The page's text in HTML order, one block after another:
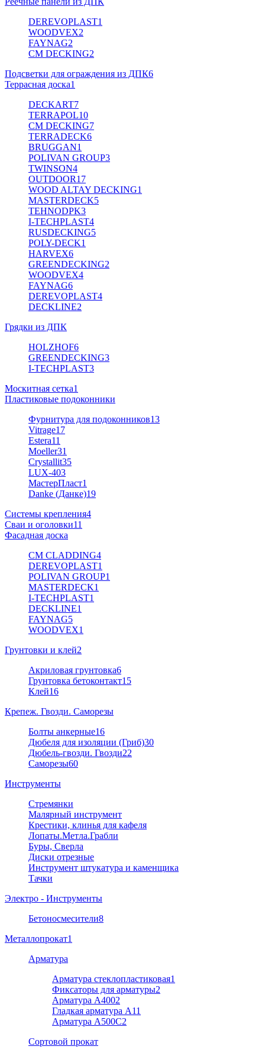
DEREVOPLAST1
WOODVEX2
FAYNAG2
CM DECKING2
Подсветки для ограждения из ДПК6
Террасная доска1
DECKART7
TERRAPOL10
CM DECKING7
TERRADECK6
BRUGGAN1
POLIVAN GROUP3
TWINSON4
OUTDOOR17
WOOD ALTAY DECKING1
MASTERDECK5
TEHNODPK3
I-TECHPLAST4
RUSDECKING5
POLY-DECK1
HARVEX6
GREENDECKING2
WOODVEX4
FAYNAG6
DEREVOPLAST4
DECKLINE2
Грядки из ДПК
HOLZHOF6
GREENDECKING3
I-TECHPLAST3
Москитная сетка1
Пластиковые подоконники
Фурнитура для подоконников13
Vitrage17
Estera11
Moeller31
Crystallit35
LUX-403
МастерПласт1
Danke (Данке)19
Системы крепления4
Сваи и оголовки11
Фасадная доска
CM CLADDING4
DEREVOPLAST1
POLIVAN GROUP1
MASTERDECK1
I-TECHPLAST1
DECKLINE1
FAYNAG5
WOODVEX1
Грунтовки и клей2
Акриловая грунтовка6
Грунтовка бетоконтакт15
Клей16
Крепеж. Гвозди. Саморезы
Болты анкерные16
Дюбеля для изоляции (Гриб)30
Дюбель-гвозди. Гвозди22
Саморезы60
Инструменты
Стремянки
Малярный инструмент
Крестики, клинья для кафеля
Лопаты.Метла.Грабли
Буры, Сверла
Диски отрезные
Инструмент штукатура и каменщика
Тачки
Электро - Инструменты
Бетоносмесители8
Металлопрокат1
Арматура
Арматура стеклопластиковая1
Фиксаторы для арматуры2
Арматура А4002
Гладкая арматура А11
Арматура A500C2
Cортовой прокат